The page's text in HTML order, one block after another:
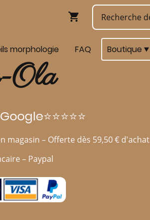
morphologie FAQ Boutique
magasin – Offerte dès 59,50 € d'achat
– Paypal